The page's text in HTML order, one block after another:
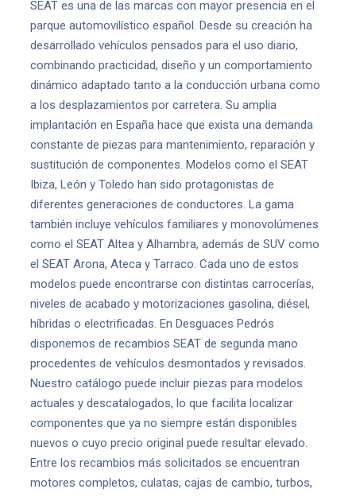
SEAT es una de las marcas con mayor presencia en el
parque automovilístico español. Desde su creación ha
desarrollado vehículos pensados para el uso diario,
combinando practicidad, diseño y un comportamiento
dinámico adaptado tanto a la conducción urbana como
a los desplazamientos por carretera. Su amplia
implantación en España hace que exista una demanda
constante de piezas para mantenimiento, reparación y
sustitución de componentes. Modelos como el SEAT
Ibiza, León y Toledo han sido protagonistas de
diferentes generaciones de conductores. La gama
también incluye vehículos familiares y monovolúmenes
como el SEAT Altea y Alhambra, además de SUV como
el SEAT Arona, Ateca y Tarraco. Cada uno de estos
modelos puede encontrarse con distintas carrocerías,
niveles de acabado y motorizaciones gasolina, diésel,
híbridas o electrificadas. En Desguaces Pedrós
disponemos de recambios SEAT de segunda mano
procedentes de vehículos desmontados y revisados.
Nuestro catálogo puede incluir piezas para modelos
actuales y descatalogados, lo que facilita localizar
componentes que ya no siempre están disponibles
nuevos o cuyo precio original puede resultar elevado.
Entre los recambios más solicitados se encuentran
motores completos, culatas, cajas de cambio, turbos,